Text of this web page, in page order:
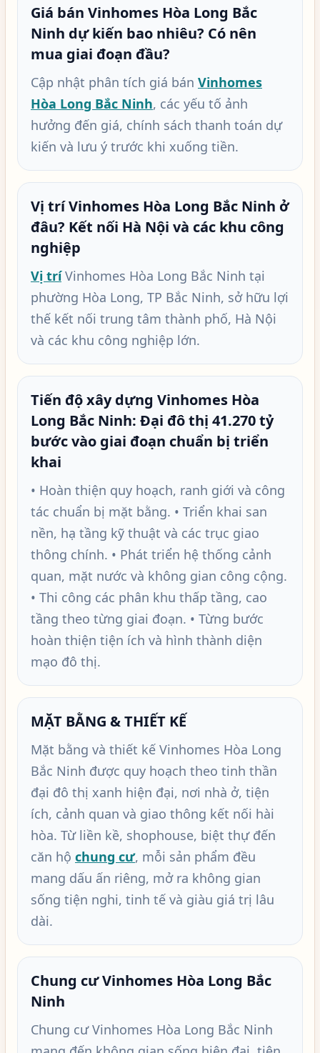
Giá bán Vinhomes Hòa Long Bắc
Ninh dự kiến bao nhiêu? Có nên
mua giai đoạn đầu?
Cập nhật phân tích giá bán Vinhomes
Hòa Long Bắc Ninh, các yếu tố ảnh
hưởng đến giá, chính sách thanh toán dự
kiến và lưu ý trước khi xuống tiền.
Vị trí Vinhomes Hòa Long Bắc Ninh ở
đâu? Kết nối Hà Nội và các khu công
nghiệp
Vị tríVinhomes Hòa Long Bắc Ninh tại
phường Hòa Long, TP Bắc Ninh, sở hữu lợi
thế kết nối trung tâm thành phố, Hà Nội
và các khu công nghiệp lớn.
Tiến độ xây dựng Vinhomes Hòa
Long Bắc Ninh: Đại đô thị 41.270 tỷ
bước vào giai đoạn chuẩn bị triển
khai
• Hoàn thiện quy hoạch, ranh giới và công
tác chuẩn bị mặt bằng. • Triển khai san
nền, hạ tầng kỹ thuật và các trục giao
thông chính. • Phát triển hệ thống cảnh
quan, mặt nước và không gian công cộng.
• Thi công các phân khu thấp tầng, cao
tầng theo từng giai đoạn. • Từng bước
hoàn thiện tiện ích và hình thành diện
mạo đô thị.
MẶT BẰNG & THIẾT KẾ
Mặt bằng và thiết kế Vinhomes Hòa Long
Bắc Ninh được quy hoạch theo tinh thần
đại đô thị xanh hiện đại, nơi nhà ở, tiện
ích, cảnh quan và giao thông kết nối hài
hòa. Từ liền kề, shophouse, biệt thự đến
căn hộ chung cư, mỗi sản phẩm đều
mang dấu ấn riêng, mở ra không gian
sống tiện nghi, tinh tế và giàu giá trị lâu
dài.
Chung cư Vinhomes Hòa Long Bắc
Ninh
Chung cư Vinhomes Hòa Long Bắc Ninh